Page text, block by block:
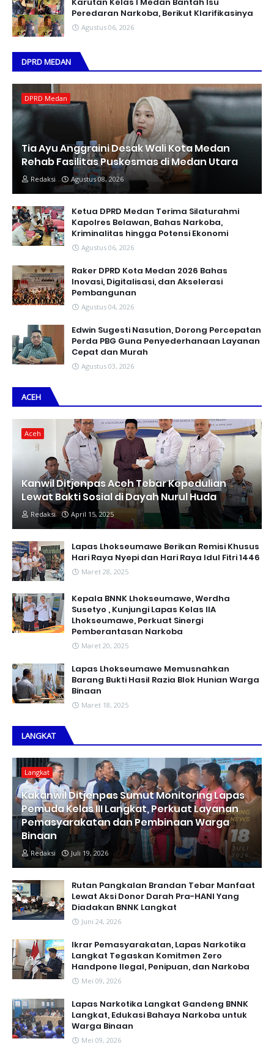
Peredaran Narkoba, Berikut Klarifikasinya
Agustus 06, 2026
DPRD MEDAN
DPRD Medan
Tia Ayu Anggraini Desak Wali Kota Medan
Rehab Fasilitas Puskesmas di Medan Utara
Redaksi Agustus 08, 2026
Ketua DPRD Medan Terima Silaturahmi
Kapolres Belawan, Bahas Narkoba,
Kriminalitas hingga Potensi Ekonomi
Agustus 06, 2026
Raker DPRD Kota Medan 2026 Bahas
Inovasi, Digitalisasi, dan Akselerasi
Pembangunan
Agustus 04, 2026
Edwin Sugesti Nasution, Dorong Percepatan
Perda PBG Guna Penyederhanaan Layanan
Cepat dan Murah
Agustus 03, 2026
ACEH
Aceh
Kanwil Ditjenpas Aceh Tebar Kepedulian
Lewat Bakti Sosial di Dayah Nurul Huda
Redaksi April 15, 2025
Lapas Lhokseumawe Berikan Remisi Khusus
Hari Raya Nyepi dan Hari Raya Idul Fitri 1446
Maret 28, 2025
Kepala BNNK Lhokseumawe, Werdha
Susetyo , Kunjungi Lapas Kelas IIA
Lhokseumawe, Perkuat Sinergi
Pemberantasan Narkoba
Maret 20, 2025
Lapas Lhokseumawe Memusnahkan
Barang Bukti Hasil Razia Blok Hunian Warga
Binaan
Maret 18, 2025
LANGKAT
Langkat
Kakanwil Ditjenpas Sumut Monitoring Lapas
Pemuda Kelas III Langkat, Perkuat Layanan
Pemasyarakatan dan Pembinaan Warga
Binaan
Redaksi Juli 19, 2026
Rutan Pangkalan Brandan Tebar Manfaat
Lewat Aksi Donor Darah Pra-HANI Yang
Diadakan BNNK Langkat
Juni 24, 2026
Ikrar Pemasyarakatan, Lapas Narkotika
Langkat Tegaskan Komitmen Zero
Handpone llegal, Penipuan, dan Narkoba
Mei 09, 2026
Lapas Narkotika Langkat Gandeng BNNK
Langkat, Edukasi Bahaya Narkoba untuk
Warga Binaan
Mei 09, 2026